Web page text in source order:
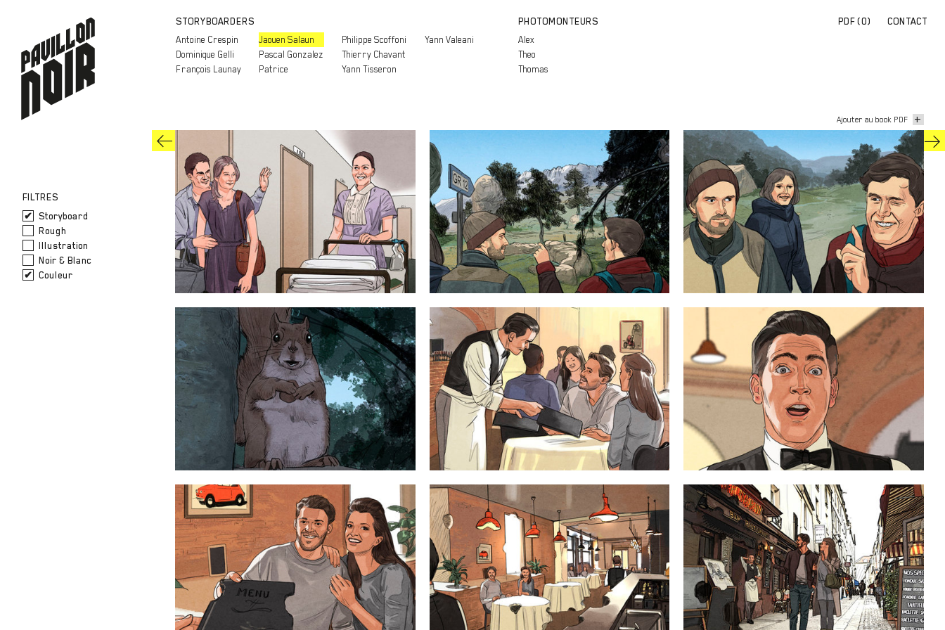
STORYBOARDERS
Antoine Crespin
Dominique Gelli
François Launay
Jaouen Salaun
Pascal Gonzalez
Patrice
Philippe Scoffoni
Thierry Chavant
Yann Tisseron
Yann Valeani
PHOTOMONTEURS
Alex
Theo
Thomas
PDF (0) CONTACT
FILTRES
Storyboard
Rough
Illustration
Noir & Blanc
Couleur
+
Ajouter au book PDF